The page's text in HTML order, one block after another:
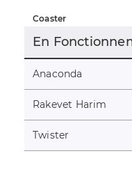
Coaster
En
Anaconda
Rakevet Harim
Twister